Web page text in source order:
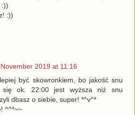
:))
:))
2019 at 11:16
być skowronkiem, bo jakość snu
się ok. 22:00 jest wyższa niż snu
dbasz o siebie, super! *^v^*
^^*~~